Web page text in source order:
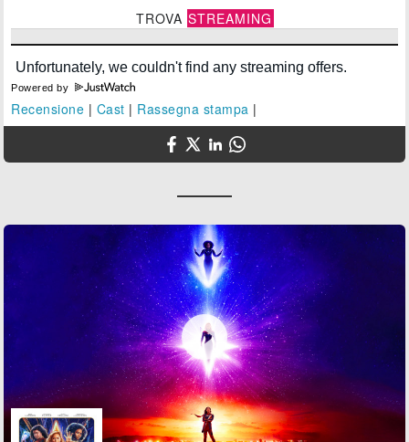
TROVA STREAMING
Powered by
Recensione | Cast | Rassegna stampa |
